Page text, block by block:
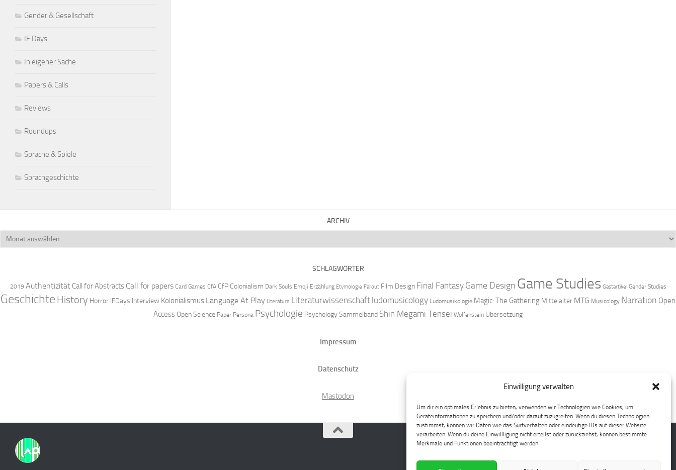
Einwilligung verwalten
Um dir ein optimales Erlebnis zu bieten, verwenden wir Technologien wie Cookies, um
Geräteinformationen zu speichern und/oder darauf zuzugreifen. Wenn du diesen Technologien
zustimmst, können wir Daten wie das Surfverhalten oder eindeutige IDs auf dieser Website
verarbeiten. Wenn du deine Einwillligung nicht erteilst oder zurückziehst, können bestimmte
Merkmale und Funktionen beeinträchtigt werden.
Gender & Gesellschaft
IF Days
In eigener Sache
Papers & Calls
Reviews
Roundups
Sprache & Spiele
Sprachgeschichte
ARCHIV
Archiv
SCHLAGWÖRTER
2019 Authentizität Call for Abstracts Call for papers Card Games CfA CfP Colonialism Dark Souls Emoji Erzählung Etymologie Fallout Film Design Final Fantasy Game Design Game Studies Gastartikel Gender Studies
Geschichte History Horror IFDays Interview Kolonialismus Language At Play Literature Literaturwissenschaft ludomusicology Ludomusikologie Magic: The Gathering Mittelalter MTG Musicology Narration Open
Access Open Science Paper Persona Psychologie PsychologySammelband Shin Megami Tensei Wolfenstein Übersetzung
Impressum
Datenschutz
Mastodon